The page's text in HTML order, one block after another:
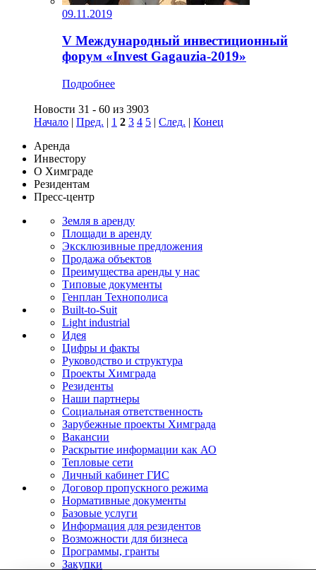
09.11.2019
V Международный инвестиционный
форум «Invest Gagauzia-2019»
Подробнее
Новости 31 - 60 из 3903
Начало | Пред. | 1 2 3 4 5 | След. | Конец
Аренда
Инвестору
О Химграде
Резидентам
Пресс-центр
Земля в аренду
Площади в аренду
Эксклюзивные предложения
Продажа объектов
Преимущества аренды у нас
Типовые документы
Генплан Технополиса
Built-to-Suit
Light industrial
Идея
Цифры и факты
Руководство и структура
Проекты Химграда
Резиденты
Наши партнеры
Социальная ответственность
Зарубежные проекты Химграда
Вакансии
Раскрытие информации как АО
Тепловые сети
Личный кабинет ГИС
Договор пропускного режима
Нормативные документы
Базовые услуги
Информация для резидентов
Возможности для бизнеса
Программы, гранты
Закупки